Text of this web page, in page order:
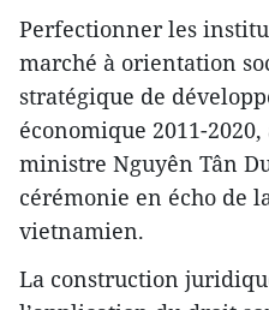
Perfectionner les
marché à orientation
stratégique de
économique 2011-
ministre Nguyên Tân
cérémonie en écho de
vietnamien.
La construction